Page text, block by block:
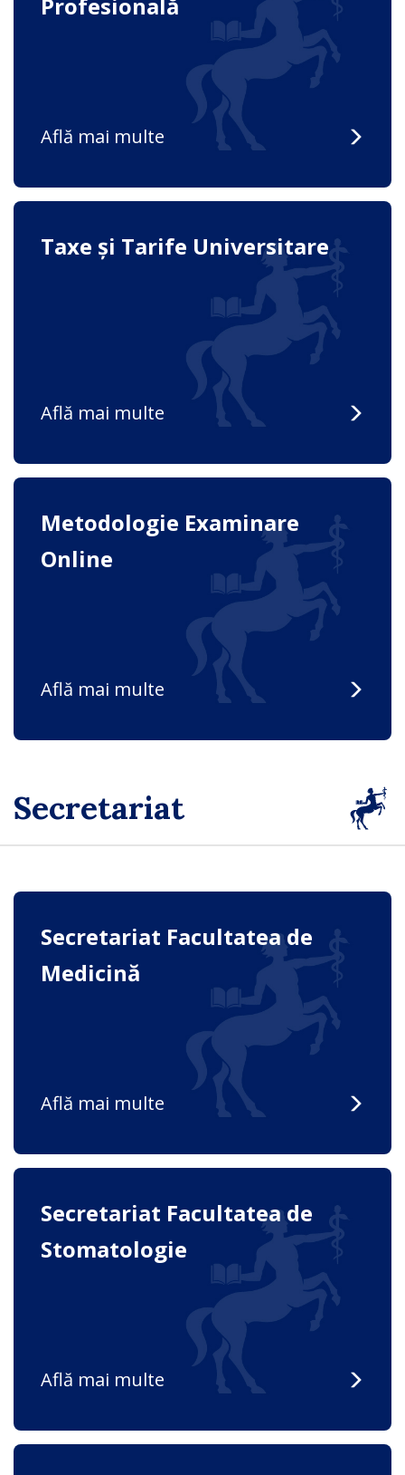
Profesională
Află mai multe
Taxe și Tarife Universitare
Află mai multe
Metodologie Examinare
Online
Află mai multe
Secretariat
Secretariat Facultatea de
Medicină
Află mai multe
Secretariat Facultatea de
Stomatologie
Află mai multe